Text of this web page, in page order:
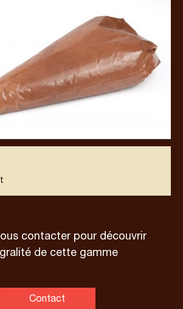
contacter pour découvrir
de cette gamme
Contact